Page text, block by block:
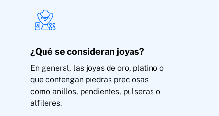
Robo, expoliación y daños del continente y
contenido de la vivienda, trasteros, garajes.
ampliable).
Expoliación fuera de la vivienda
¿Qué se consideran joyas?
En general, las joyas de oro, platino o
que contengan piedras preciosas
como anillos, pendientes, pulseras o
alfileres.